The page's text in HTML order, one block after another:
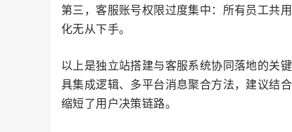
第三，客服账号权限过度集中：所有员工共
化无从下手。
以上是独立站搭建与客服系统协同落地的关
具集成逻辑、多平台消息聚合方法，建议结
缩短了用户决策链路。